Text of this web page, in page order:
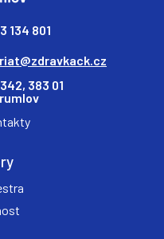
134 801
383 01